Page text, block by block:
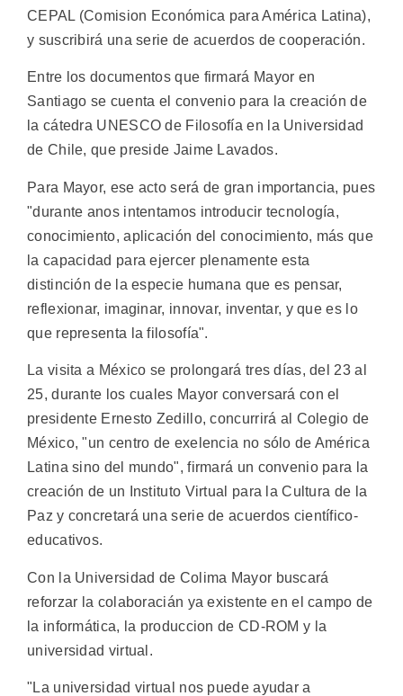
CEPAL (Comision Económica para América Latina),
y suscribirá una serie de acuerdos de cooperación.
Entre los documentos que firmará Mayor en
Santiago se cuenta el convenio para la creación de
la cátedra UNESCO de Filosofía en la Universidad
de Chile, que preside Jaime Lavados.
Para Mayor, ese acto será de gran importancia, pues
"durante anos intentamos introducir tecnología,
conocimiento, aplicación del conocimiento, más que
la capacidad para ejercer plenamente esta
distinción de la especie humana que es pensar,
reflexionar, imaginar, innovar, inventar, y que es lo
que representa la filosofía".
La visita a México se prolongará tres días, del 23 al
25, durante los cuales Mayor conversará con el
presidente Ernesto Zedillo, concurrirá al Colegio de
México, "un centro de exelencia no sólo de América
Latina sino del mundo", firmará un convenio para la
creación de un Instituto Virtual para la Cultura de la
Paz y concretará una serie de acuerdos científico-
educativos.
Con la Universidad de Colima Mayor buscará
reforzar la colaboracián ya existente en el campo de
la informática, la produccion de CD-ROM y la
universidad virtual.
"La universidad virtual nos puede ayudar a